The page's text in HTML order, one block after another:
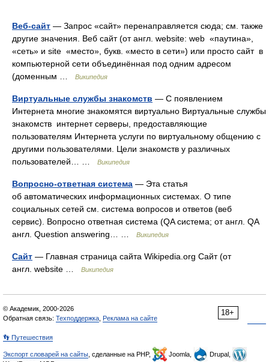
Веб-сайт — Запрос «сайт» перенаправляется сюда; см. также
другие значения. Веб сайт (от англ. website: web «паутина»,
«сеть» и site «место», букв. «место в сети») или просто сайт в
компьютерной сети объединённая под одним адресом
(доменным …
Википедия
Виртуальные службы знакомств — С появлением
Интернета многие знакомятся виртуально Виртуальные службы
знакомств интернет серверы, предоставляющие
пользователям Интернета услуги по виртуальному общению с
другими пользователями. Цели знакомств у различных
пользователей… …
Википедия
Вопросно-ответная система — Эта статья
об автоматических информационных системах. О типе
социальных сетей см. система вопросов и ответов (веб
сервис). Вопросно ответная система (QA система; от англ. QA
англ. Question answering… …
Википедия
Сайт — Главная страница сайта Wikipedia.org Сайт (от
англ. website …
Википедия
18+
© Академик, 2000-2026
Обратная связь: Техподдержка Реклама на сайте
👣 Путешествия
Экспорт словарей на сайты , сделанные на PHP, Joomla,
Drupal,